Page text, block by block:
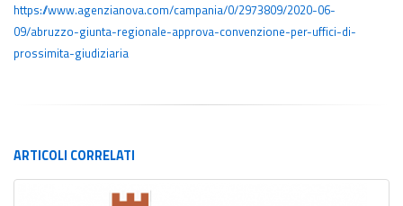
https://www.agenzianova.com/campania/0/2973809/2020-06-
09/abruzzo-giunta-regionale-approva-convenzione-per-uffici-di-
prossimita-giudiziaria
ARTICOLI CORRELATI